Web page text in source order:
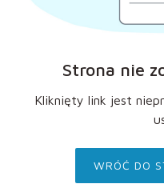
Strona nie
Kliknięty link jest
WRÓĆ DO